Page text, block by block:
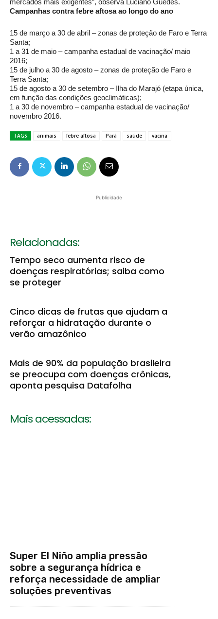
mercados mais exigentes”, observa Luciano Guedes.
Campanhas contra febre aftosa ao longo do ano
15 de março a 30 de abril – zonas de proteção de Faro e Terra
Santa;
1 a 31 de maio – campanha estadual de vacinação/ maio
2016;
15 de julho a 30 de agosto – zonas de proteção de Faro e
Terra Santa;
15 de agosto a 30 de setembro – Ilha do Marajó (etapa única,
em função das condições geoclimáticas);
1 a 30 de novembro – campanha estadual de vacinação/
novembro 2016.
TAGS animais febre aftosa Pará saúde vacina
Publicidade
Relacionadas:
Tempo seco aumenta risco de
doenças respiratórias; saiba como
se proteger
Cinco dicas de frutas que ajudam a
reforçar a hidratação durante o
verão amazônico
Mais de 90% da população brasileira
se preocupa com doenças crônicas,
aponta pesquisa Datafolha
Mais acessadas:
Super El Niño amplia pressão
sobre a segurança hídrica e
reforça necessidade de ampliar
soluções preventivas